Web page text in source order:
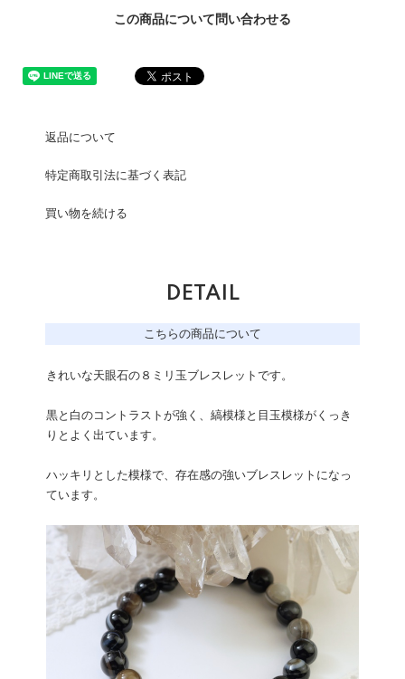
この商品について問い合わせる
返品について
特定商取引法に基づく表記
買い物を続ける
DETAIL
こちらの商品について
きれいな天眼石の８ミリ玉ブレスレットです。
黒と白のコントラストが強く、縞模様と目玉模様がくっき
りとよく出ています。
ハッキリとした模様で、存在感の強いブレスレットになっ
ています。